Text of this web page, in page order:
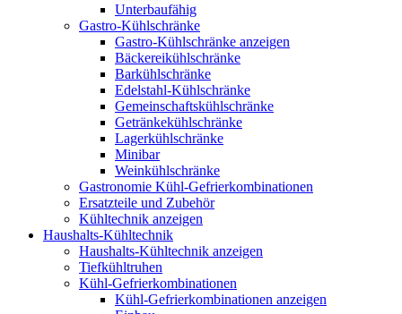
Unterbaufähig
Gastro-Kühlschränke
Gastro-Kühlschränke anzeigen
Bäckereikühlschränke
Barkühlschränke
Edelstahl-Kühlschränke
Gemeinschaftskühlschränke
Getränkekühlschränke
Lagerkühlschränke
Minibar
Weinkühlschränke
Gastronomie Kühl-Gefrierkombinationen
Ersatzteile und Zubehör
Kühltechnik anzeigen
Haushalts-Kühltechnik
Haushalts-Kühltechnik anzeigen
Tiefkühltruhen
Kühl-Gefrierkombinationen
Kühl-Gefrierkombinationen anzeigen